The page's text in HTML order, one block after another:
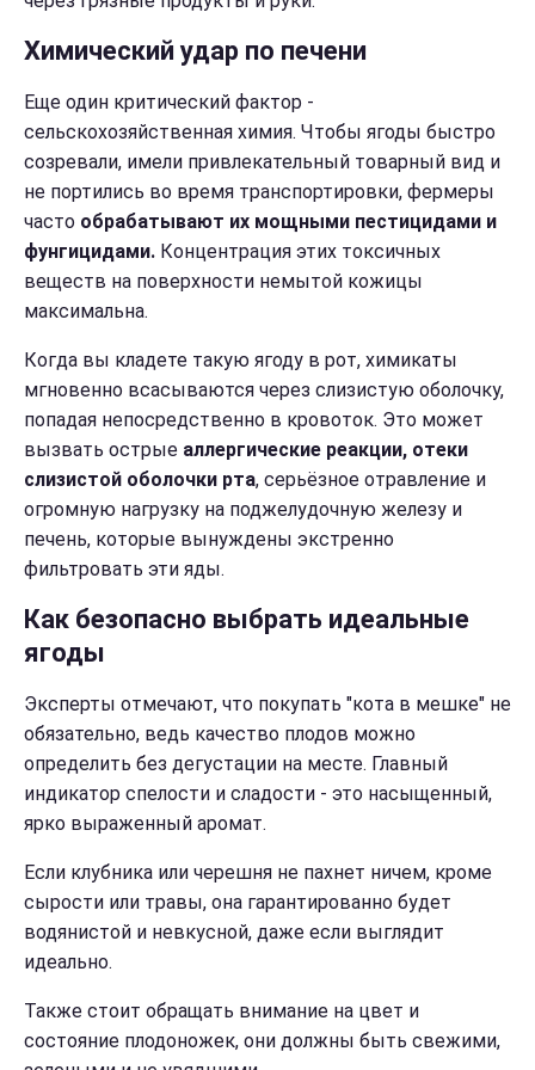
Химический удар по печени
Еще один критический фактор -
сельскохозяйственная химия. Чтобы ягоды быстро
созревали, имели привлекательный товарный вид и
не портились во время транспортировки, фермеры
часто обрабатывают их мощными пестицидами и
фунгицидами. Концентрация этих токсичных
веществ на поверхности немытой кожицы
максимальна.
Когда вы кладете такую ягоду в рот, химикаты
мгновенно всасываются через слизистую оболочку,
попадая непосредственно в кровоток. Это может
вызвать острые аллергические реакции, отеки
слизистой оболочки рта, серьёзное отравление и
огромную нагрузку на поджелудочную железу и
печень, которые вынуждены экстренно
фильтровать эти яды.
Как безопасно выбрать идеальные
ягоды
Эксперты отмечают, что покупать "кота в мешке" не
обязательно, ведь качество плодов можно
определить без дегустации на месте. Главный
индикатор спелости и сладости - это насыщенный,
ярко выраженный аромат.
Если клубника или черешня не пахнет ничем, кроме
сырости или травы, она гарантированно будет
водянистой и невкусной, даже если выглядит
идеально.
Также стоит обращать внимание на цвет и
состояние плодоножек, они должны быть свежими,